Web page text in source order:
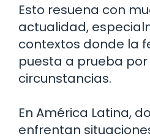
Esto resuena con
actualidad,
contextos donde la
puesta a prueba
circunstancias.
En América Latina,
enfrentan